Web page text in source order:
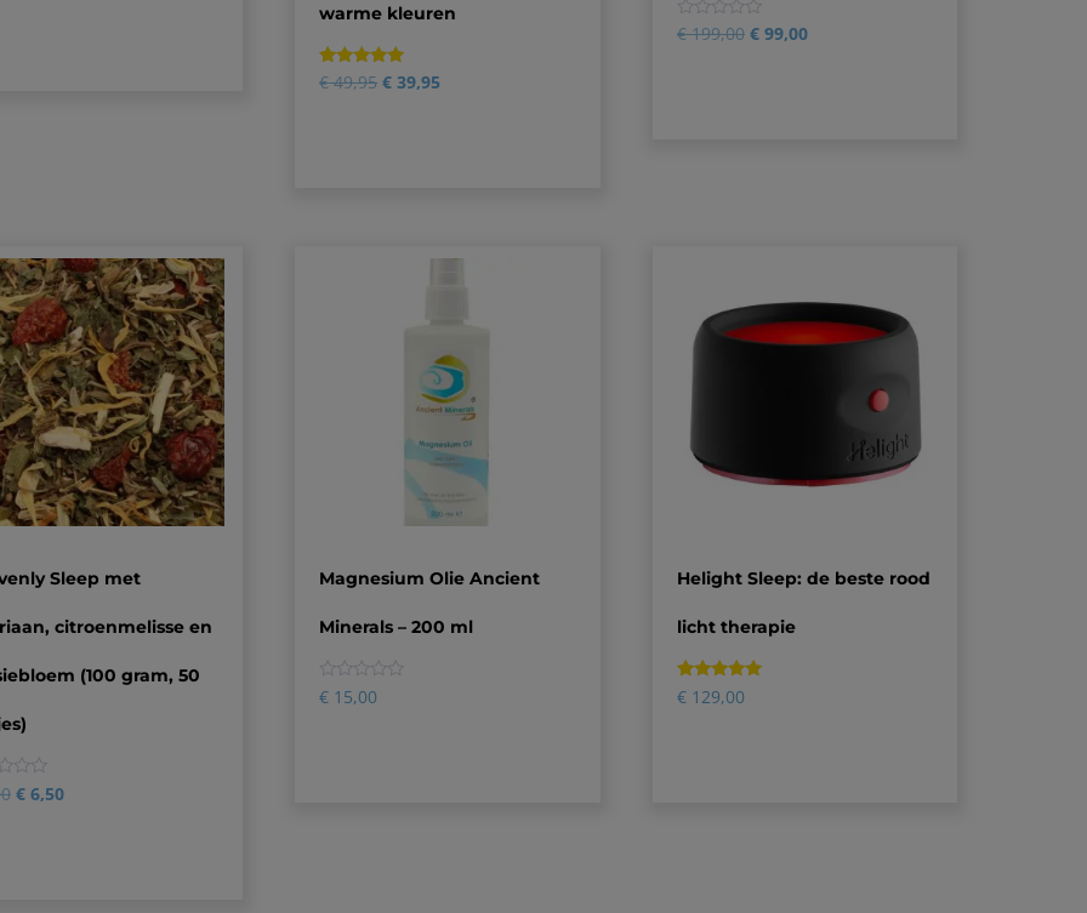
warme kleuren
Gewaardeerd
5.00
2
€49,95 € 39,95
0
€199,00 € 99,00
Sleep met
citroenmelisse en
(100 gram, 50
€6,50
Magnesium Olie Ancient
Minerals – 200 ml
0
€ 15,00
Helight Sleep: de beste rood
licht therapie
Gewaardeerd
5.00
2
€ 129,00